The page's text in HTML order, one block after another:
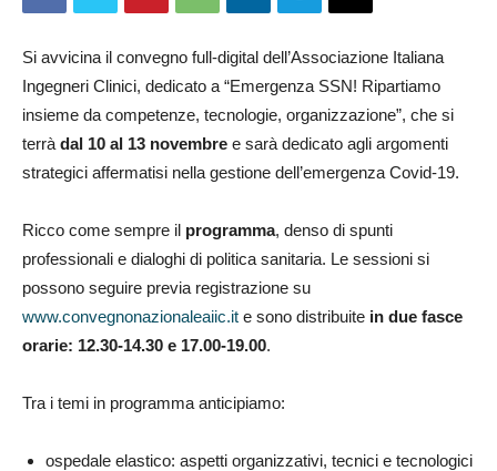
Si avvicina il convegno full-digital dell’Associazione Italiana
Ingegneri Clinici, dedicato a “Emergenza SSN! Ripartiamo
insieme da competenze, tecnologie, organizzazione”, che si
terrà dal 10 al 13 novembre e sarà dedicato agli argomenti
strategici affermatisi nella gestione dell’emergenza Covid-19.
Ricco come sempre il programma, denso di spunti
professionali e dialoghi di politica sanitaria. Le sessioni si
possono seguire previa registrazione su
www.convegnonazionaleaiic.it e sono distribuite in due fasce
orarie: 12.30-14.30 e 17.00-19.00.
Tra i temi in programma anticipiamo:
ospedale elastico: aspetti organizzativi, tecnici e tecnologici